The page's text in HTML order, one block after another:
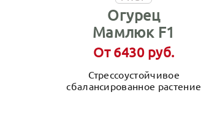
Огурец
Мамлюк F1
От 6430 руб.
Стрессоустойчивое
сбалансированное растение